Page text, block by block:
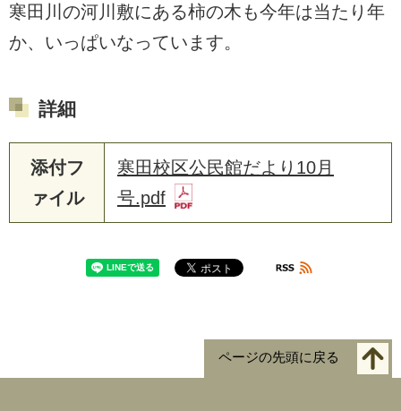
寒田川の河川敷にある柿の木も今年は当たり年
か、いっぱいなっています。
詳細
添付フ
ァイル
寒田校区公民館だより10月
号.pdf
ページの先頭に戻る